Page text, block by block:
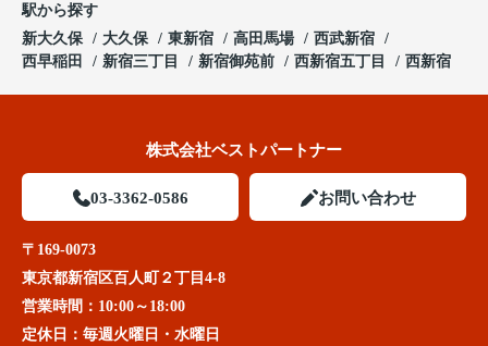
駅から探す
新大久保
大久保 東新宿 高田馬場
西武新宿
西早稲田
新宿三丁目 新宿御苑前 西新宿五丁目 西新宿
株式会社ベストパートナー
03-3362-0586 お問い合わせ
〒169-0073
東京都新宿区百人町２丁目4-8
営業時間： 10:00～18:00
定休日： 毎週火曜日・水曜日